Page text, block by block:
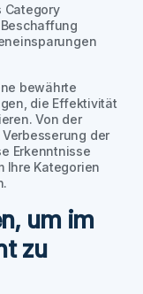
Category
bewährte
die Effektivität
Von der
der
Erkenntnisse
Ihre Kategorien
um im
zu